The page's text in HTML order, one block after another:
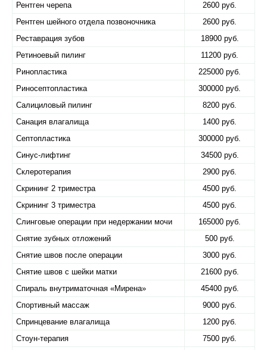
Рентген черепа
2600 руб.
Рентген шейного отдела позвоночника
2600 руб.
Реставрация зубов
18900 руб.
Ретиноевый пилинг
11200 руб.
Ринопластика
225000 руб.
Риносептопластика
300000 руб.
Салициловый пилинг
8200 руб.
Санация влагалища
1400 руб.
Септопластика
300000 руб.
Синус-лифтинг
34500 руб.
Склеротерапия
2900 руб.
Скрининг 2 триместра
4500 руб.
Скрининг 3 триместра
4500 руб.
Слинговые операции при недержании мочи
165000 руб.
Снятие зубных отложений
500 руб.
Снятие швов после операции
3000 руб.
Снятие швов с шейки матки
21600 руб.
Спираль внутриматочная «​Мирена»
45400 руб.
Спортивный массаж
9000 руб.
Спринцевание влагалища
1200 руб.
Стоун-терапия
7500 руб.